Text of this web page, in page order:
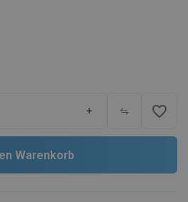
+ favorite_border
Warenkorb